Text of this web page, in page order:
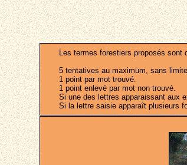
Les termes forestiers proposés sont
5 tentatives au maximum, sans
1 point par mot trouvé.
1 point enlevé par mot non trouvé.
Si une des lettres apparaissant aux
Si la lettre saisie apparaît plusieurs